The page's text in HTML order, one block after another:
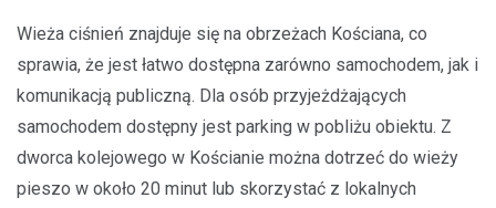
Wieża ciśnień znajduje się na obrzeżach Kościana, co
sprawia, że jest łatwo dostępna zarówno samochodem, jak i
komunikacją publiczną. Dla osób przyjeżdżających
samochodem dostępny jest parking w pobliżu obiektu. Z
dworca kolejowego w Kościanie można dotrzeć do wieży
pieszo w około 20 minut lub skorzystać z lokalnych